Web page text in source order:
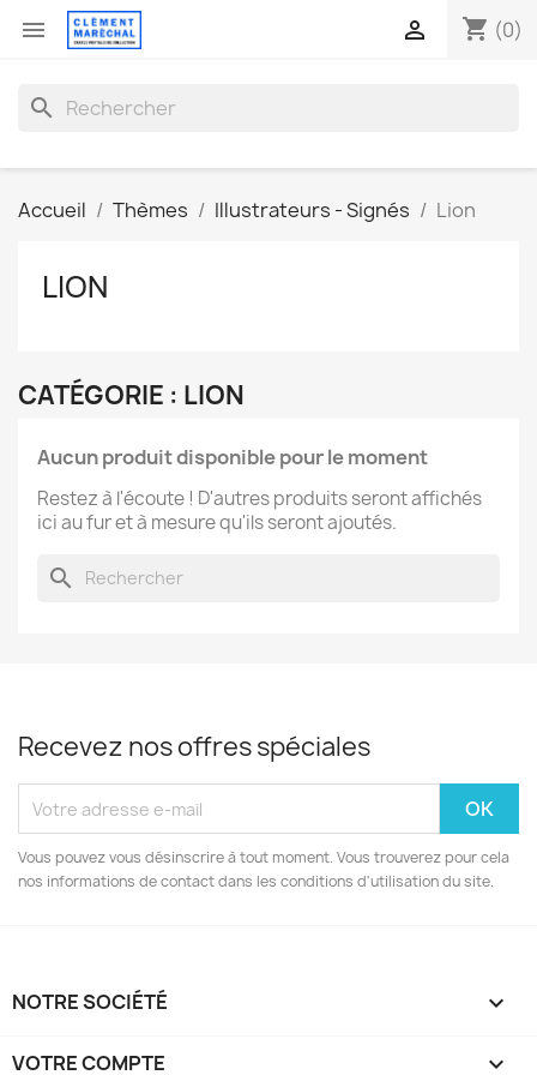
 shopping_cart (0)

search
Accueil Thèmes Illustrateurs - Signés Lion
LION
CATÉGORIE : LION
Aucun produit disponible pour le moment
Restez à l'écoute ! D'autres produits seront affichés
ici au fur et à mesure qu'ils seront ajoutés.
search
Recevez nos offres spéciales
Vous pouvez vous désinscrire à tout moment. Vous trouverez pour cela
nos informations de contact dans les conditions d'utilisation du site.
NOTRE SOCIÉTÉ 
VOTRE COMPTE 